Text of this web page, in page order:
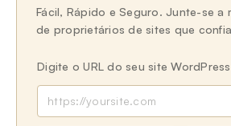
Fácil, Rápido e Seguro. Junte-se a
de proprietários de sites que
Digite o URL do seu site